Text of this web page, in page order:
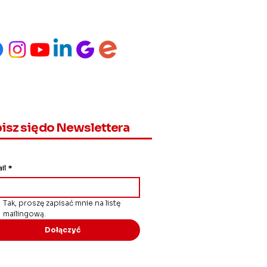
się do Newslettera
*
Tak, proszę zapisać mnie na listę
mailingową.
Dołączyć